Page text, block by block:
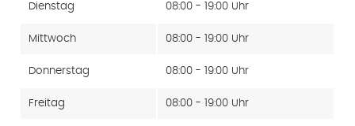
Dienstag 08:00 - 19:00 Uhr
Mittwoch 08:00 - 19:00 Uhr
Donnerstag 08:00 - 19:00 Uhr
Freitag 08:00 - 19:00 Uhr